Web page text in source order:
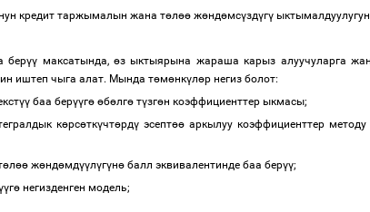
кредит таржымалын жана төлөө жөндөмсүздүгү
берүү максатында,өз ыктыярына жараша карыз алуучуларга
иштеп чыга алат. Мында төмөнкүлөр негиз болот:
үү баа берүүгө өбөлгө түзгөн коэффициенттер ыкмасы;
көрсөткүчтөрдү эсептөө аркылуу коэффициенттер
өлөө жөндөмдүүлүгүнө балл эквивалентинде баа берүү;
гө негизденген модель;